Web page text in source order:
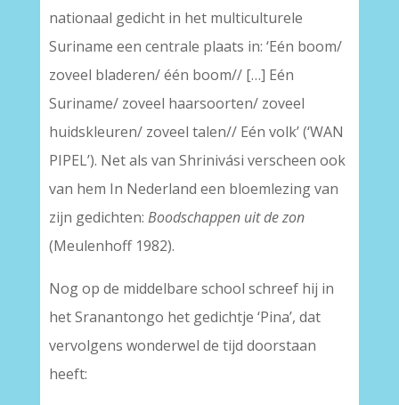
nationaal gedicht in het multiculturele
Suriname een centrale plaats in: ‘Eén boom/
zoveel bladeren/ één boom// […] Eén
Suriname/ zoveel haarsoorten/ zoveel
huidskleuren/ zoveel talen// Eén volk’ (‘WAN
PIPEL’). Net als van Shrinivási verscheen ook
van hem In Nederland een bloemlezing van
zijn gedichten: Boodschappen uit de zon
(Meulenhoff 1982).
Nog op de middelbare school schreef hij in
het Sranantongo het gedichtje ‘Pina’, dat
vervolgens wonderwel de tijd doorstaan
heeft: